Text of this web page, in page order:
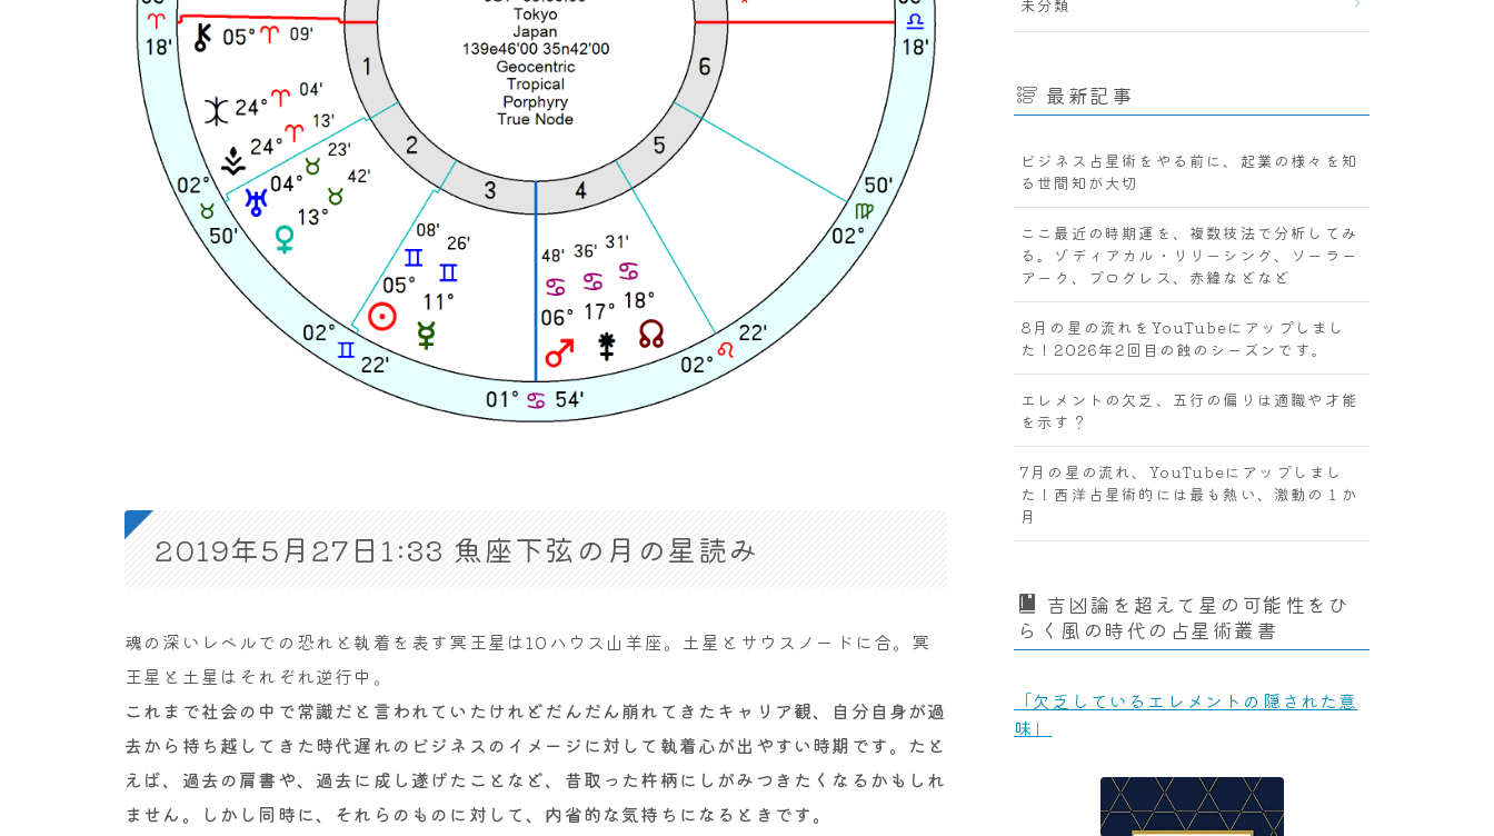
2019年5月27日1:33 魚座下弦の月の星読み
魂の深いレベルでの恐れと執着を表す冥王星は10ハウス山羊座。土星とサウスノードに合。冥
王星と土星はそれぞれ逆行中。
これまで社会の中で常識だと言われていたけれどだんだん崩れてきたキャリア観、自分自身が過
去から持ち越してきた時代遅れのビジネスのイメージに対して執着心が出やすい時期です。たと
えば、過去の肩書や、過去に成し遂げたことなど、昔取った杵柄にしがみつきたくなるかもしれ
ません。しかし同時に、それらのものに対して、内省的な気持ちになるときです。
最新記事
ビジネス占星術をやる前に、起業の様々を知
る世間知が大切
ここ最近の時期運を、複数技法で分析してみ
る。ゾディアカル・リリーシング、ソーラー
アーク、プログレス、赤緯などなど
8月の星の流れをYouTubeにアップしまし
た！2026年2回目の蝕のシーズンです。
エレメントの欠乏、五行の偏りは適職や才能
を示す？
7月の星の流れ、YouTubeにアップしまし
た！西洋占星術的には最も熱い、激動の１か
月
吉凶論を超えて星の可能性をひ
らく風の時代の占星術叢書
「欠乏しているエレメントの隠された意
味」